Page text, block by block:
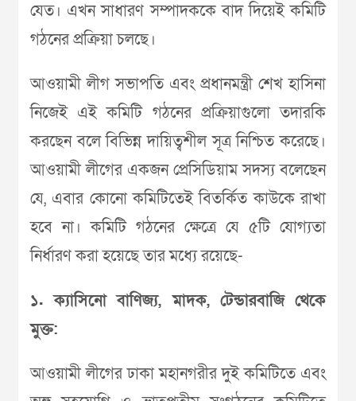
যেত। এখন সাধারণ সম্পাদককে বাদ দিয়েই কমিটি
গঠনের প্রক্রিয়া চলছে।
আওয়ামী লীগ সভাপতি এবং প্রধানমন্ত্রী শেখ হাসিনা
নিজেই এই কমিটি গঠনের প্রক্রিয়াগুলো তদারকি
করছেন বলে বিভিন্ন দায়িত্বশীল সূত্র নিশ্চিত করেছে।
আওয়ামী লীগের একজন প্রেসিডিয়াম সদস্য বলেছেন
যে, এবার কোনো কমিটিতেই বিতর্কিত কাউকে রাখা
হবে না। কমিটি গঠনের ক্ষেত্রে যে ৫টি যোগ্যতা
নির্ধারণ করা হয়েছে তার মধ্যে রয়েছে-
১. ক্যাসিনো বাণিজ্য, মাদক, টেন্ডারবাজি থেকে
মুক্ত:
আওয়ামী লীগের ঢাকা মহানগরীর দুই কমিটিতে এবং